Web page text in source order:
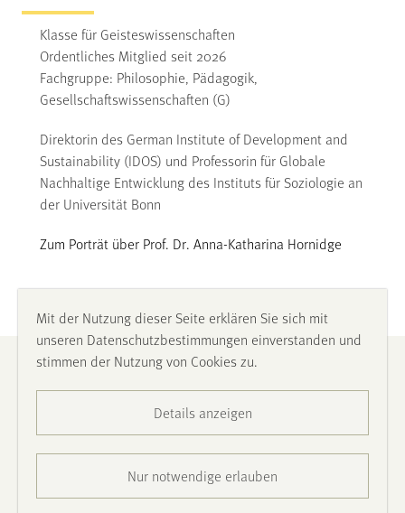
Klasse für Geisteswissenschaften
Ordentliches Mitglied seit 2026
Fachgruppe: Philosophie, Pädagogik,
Gesellschaftswissenschaften (G)
Direktorin des German Institute of Development and
Sustainability (IDOS) und Professorin für Globale
Nachhaltige Entwicklung des Instituts für Soziologie an
der Universität Bonn
Zum Porträt über Prof. Dr. Anna-Katharina Hornidge
Impressum
Mit der Nutzung dieser Seite erklären Sie sich mit
unseren Datenschutzbestimmungen einverstanden und
stimmen der Nutzung von Cookies zu.
Details anzeigen
Nur notwendige erlauben